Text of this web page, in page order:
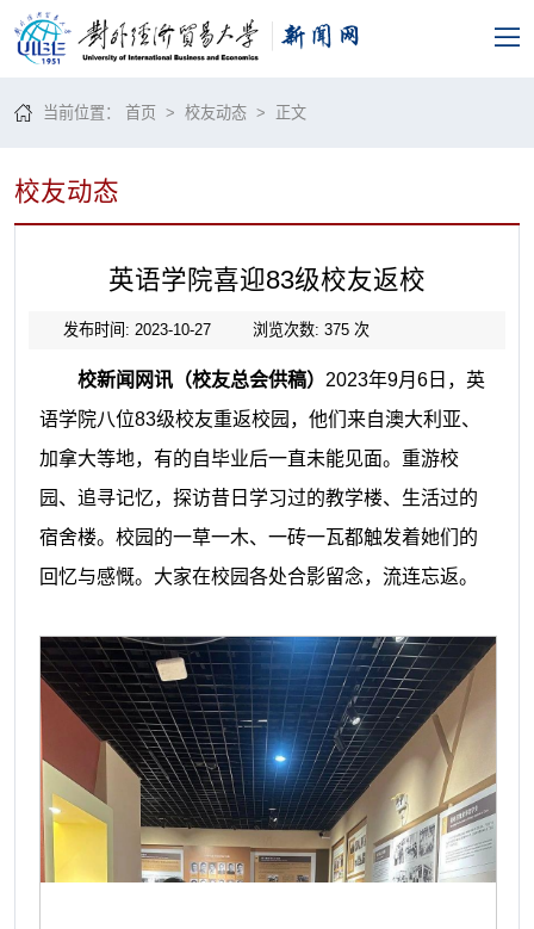
当前位置：首页 >校友动态 > 正文
校友动态
英语学院喜迎83级校友返校
发布时间: 2023-10-27 浏览次数: 375次
校新闻网讯（校友总会供稿） 2023年9月6日，英
语学院八位83级校友重返校园，他们 来自澳大利亚、
加拿大等地，有的自毕业后一直未能见面。重游校
园、追寻记忆，探访昔日学习过的教学楼、生活过的
宿舍楼。校园的一草一木、一砖一瓦都触发着她们的
回忆与感慨。大家在校园各处合影留念，流连忘返。